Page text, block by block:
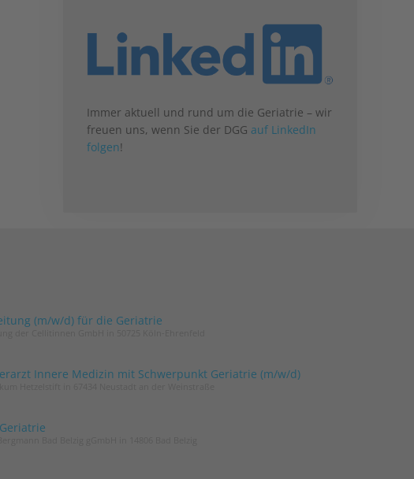
Immer aktuell und rund um die Geriatrie – wir
freuen uns, wenn Sie der DGG auf LinkedIn
folgen!
(m/w/d) für die Geriatrie
Innere Medizin mit Schwerpunkt Geriatrie (m/w/d)